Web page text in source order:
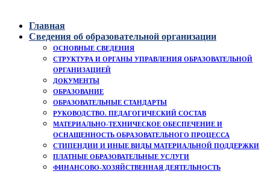
Главная
Сведения об образовательной организации
ОСНОВНЫЕ СВЕДЕНИЯ
СТРУКТУРА И ОРГАНЫ УПРАВЛЕНИЯ ОБРАЗОВАТЕЛЬНОЙ
ОРГАНИЗАЦИЕЙ
ДОКУМЕНТЫ
ОБРАЗОВАНИЕ
ОБРАЗОВАТЕЛЬНЫЕ СТАНДАРТЫ
РУКОВОДСТВО. ПЕДАГОГИЧЕСКИЙ СОСТАВ
МАТЕРИАЛЬНО-ТЕХНИЧЕСКОЕ ОБЕСПЕЧЕНИЕ И
ОСНАЩЕННОСТЬ ОБРАЗОВАТЕЛЬНОГО ПРОЦЕССА
СТИПЕНДИИ И ИНЫЕ ВИДЫ МАТЕРИАЛЬНОЙ ПОДДЕРЖКИ
ПЛАТНЫЕ ОБРАЗОВАТЕЛЬНЫЕ УСЛУГИ
ФИНАНСОВО-ХОЗЯЙСТВЕННАЯ ДЕЯТЕЛЬНОСТЬ